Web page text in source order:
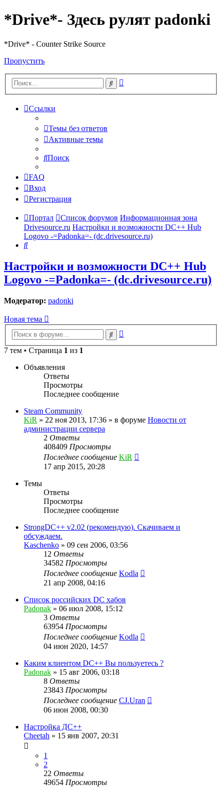
*Drive*- Здесь рулят padonki
*Drive* - Counter Strike Source
Пропустить
Поиск
Ссылки
Темы без ответов
Активные темы
Поиск
FAQ
Вход
Регистрация
Портал Список форумов Информационная зона
Drivesource.ru Настройки и возможности DC++ Hub
Logovo -=Padonka=- (dc.drivesource.ru)
Поиск
Настройки и возможности DC++ Hub
Logovo -=Padonka=- (dc.drivesource.ru)
Модератор: padonki
Новая тема
Поиск
7 тем • Страница 1 из 1
Объявления
Ответы
Просмотры
Последнее сообщение
Steam Community
KiR » 22 ноя 2013, 17:36 » в форуме Новости от
администрации сервера
2 Ответы
408409 Просмотры
Последнее сообщение KiR
17 апр 2015, 20:28
Темы
Ответы
Просмотры
Последнее сообщение
StrongDC++ v2.02 (рекомендую). Скачиваем и
обсуждаем.
Kaschenko » 09 сен 2006, 03:56
12 Ответы
34582 Просмотры
Последнее сообщение Kodla
21 апр 2008, 04:16
Список российских DC хабов
Padonak » 06 июл 2008, 15:12
3 Ответы
63954 Просмотры
Последнее сообщение Kodla
04 июн 2020, 14:57
Каким клиентом DC++ Вы пользуетесь ?
Padonak » 15 авг 2006, 03:18
8 Ответы
23843 Просмотры
Последнее сообщение CJ.Uran
06 июн 2008, 00:30
Настройка ДС++
Cheetah » 15 янв 2007, 20:31
1
2
22 Ответы
49654 Просмотры